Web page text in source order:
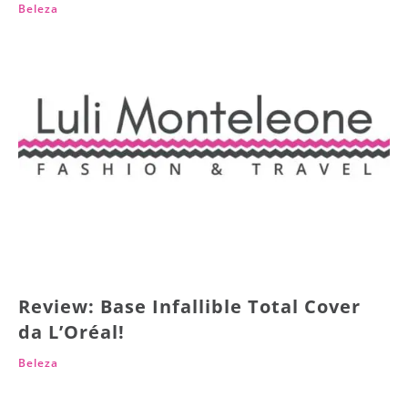
Beleza
Review: Base Infallible Total Cover
da L’Oréal!
Beleza